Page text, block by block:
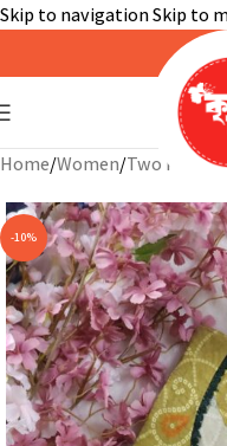
Skip to navigationSkip to
Home/Women/Two Piece
-10%